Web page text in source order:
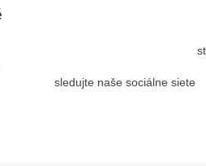
sledujte naše sociálne siete